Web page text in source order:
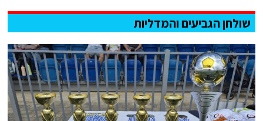
שולחן הגביעים והמדליות